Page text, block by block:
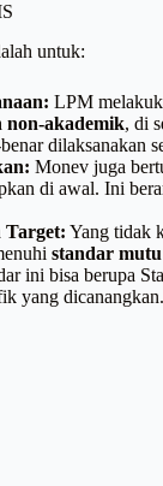
untuk:
LPM
non-akademik, di
dilaksanakan
Monev juga
di awal. Ini
Target: Yang tidak
standar mutu
ini bisa berupa
yang dicanangkan.